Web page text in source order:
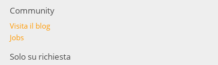
Community
Visita il blog
Jobs
Solo su richiesta